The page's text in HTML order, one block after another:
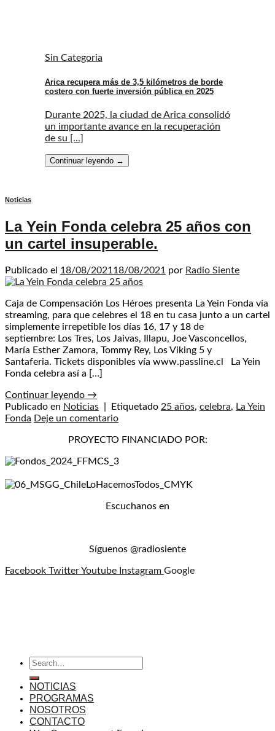
Sin Categoria
Arica recupera más de 3,5 kilómetros de borde
costero con fuerte inversión pública en 2025
Durante 2025, la ciudad de Arica consolidó
un importante avance en la recuperación
de su [...]
Continuar leyendo →
Noticias
La Yein Fonda celebra 25 años con
un cartel insuperable.
Publicado el 18/08/202118/08/2021 por Radio Siente
Caja de Compensación Los Héroes presenta La Yein Fonda vía
streaming, para que celebres el 18 en tu casa junto a un cartel
simplemente irrepetible los días 16, 17 y 18 de
septiembre: Los Tres, Los Jaivas, Illapu, Joe Vasconcellos,
María Esther Zamora, Tommy Rey, Los Viking 5 y
Santaferia. Tickets disponibles vía www.passline.cl La Yein
Fonda celebra así a […]
Continuar leyendo →
Publicado en Noticias Etiquetado 25 años, celebra, La Yein
Fonda Deje un comentario
PROYECTO FINANCIADO POR:
Escuchanos en
Síguenos @radiosiente
Facebook TwitterYoutube Instagram Google
NOTICIAS
PROGRAMAS
NOSOTROS
CONTACTO